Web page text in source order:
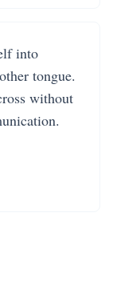
into
tongue.
without